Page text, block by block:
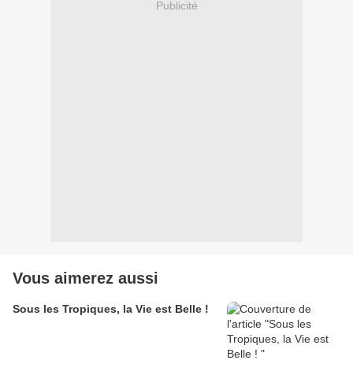
Publicité
Vous aimerez aussi
Sous les Tropiques, la Vie est Belle !